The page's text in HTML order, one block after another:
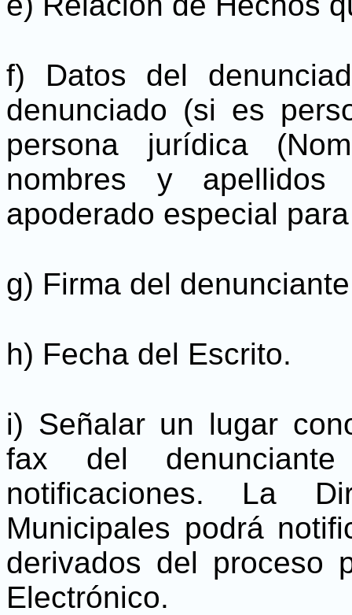
f) Datos del
denunciado (si es
persona jurídica
nombres y
apoderado especial
g) Firma del
h) Fecha del Escrito.
i) Señalar un lugar
fax del
notificaciones. La
Municipales podrá
derivados del proceso
Electrónico.